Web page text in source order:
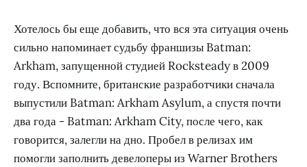
Хотелось бы еще добавить, что вся эта ситуация очень
сильно напоминает судьбу франшизы Batman:
Arkham, запущенной студией Rocksteady в 2009
году. Вспомните, британские разработчики сначала
выпустили Batman: Arkham Asylum, а спустя почти
два года - Batman: Arkham City, после чего, как
говорится, залегли на дно. Пробел в релизах им
помогли заполнить девелоперы из Warner Brothers